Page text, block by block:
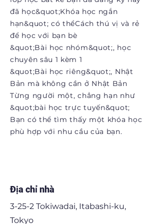
đã học&quot;Khóa học ngắn
hạn&quot; có thểCách thú vị và rẻ
để học với bạn bè
&quot;Bài học nhóm&quot;, học
chuyên sâu 1 kèm 1
&quot;Bài học riêng&quot;, Nhật
Bản mà không cần ở Nhật Bản
Từng người một, chẳng hạn như
&quot;bài học trực tuyến&quot;
Bạn có thể tìm thấy một khóa học
phù hợp với nhu cầu của bạn.
Địa chỉ nhà
3-25-2 Tokiwadai, Itabashi-ku,
Tokyo